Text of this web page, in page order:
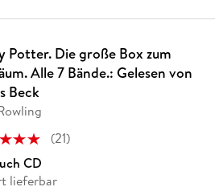
Potter. Die große Box zum
Alle 7 Bände.: Gelesen von
Beck
(21)
CD
lieferbar